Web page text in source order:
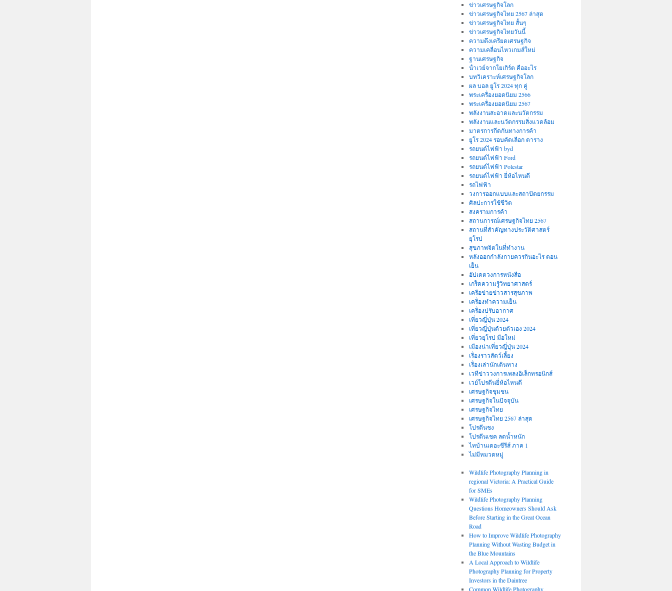
ข่าวเศรษฐกิจโลก
ข่าวเศรษฐกิจไทย 2567 ล่าสุด
ข่าวเศรษฐกิจไทย สั้นๆ
ข่าวเศรษฐกิจไทยวันนี้
ความตึงเครียดเศรษฐกิจ
ความเคลื่อนไหวเกมส์ใหม่
ฐานเศรษฐกิจ
น้ําเวย์จากโยเกิร์ต คืออะไร
บทวิเคราะห์เศรษฐกิจโลก
ผล บอล ยูโร 2024 ทุก คู่
พระเครื่องยอดนิยม 2566
พระเครื่องยอดนิยม 2567
พลังงานสะอาดและนวัตกรรม
พลังงานและนวัตกรรมสิ่งแวดล้อม
มาตรการกีดกันทางการค้า
ยูโร 2024 รอบคัดเลือก ตาราง
รถยนต์ไฟฟ้า byd
รถยนต์ไฟฟ้า Ford
รถยนต์ไฟฟ้า Polestar
รถยนต์ไฟฟ้า ยี่ห้อไหนดี
รถไฟฟ้า
วงการออกแบบและสถาปัตยกรรม
ศิลปะการใช้ชีวิต
สงครามการค้า
สถานการณ์เศรษฐกิจไทย 2567
สถานที่สําคัญทางประวัติศาสตร์
ยุโรป
สุขภาพจิตในที่ทำงาน
หลังออกกําลังกายควรกินอะไร ตอน
เย็น
อัปเดตวงการหนังสือ
เกร็ดความรู้วิทยาศาสตร์
เครือข่ายข่าวสารสุขภาพ
เครื่องทำความเย็น
เครื่องปรับอากาศ
เที่ยวญี่ปุ่น 2024
เที่ยวญี่ปุ่นด้วยตัวเอง 2024
เที่ยวยุโรป มือใหม่
เมืองน่าเที่ยวญี่ปุ่น 2024
เรื่องราวสัตว์เลี้ยง
เรื่องเล่านักเดินทาง
เวทีข่าววงการเพลงอิเล็กทรอนิกส์
เวย์โปรตีนยี่ห้อไหนดี
เศรษฐกิจชุมชน
เศรษฐกิจในปัจจุบัน
เศรษฐกิจไทย
เศรษฐกิจไทย 2567 ล่าสุด
โปรตีนชง
โปรตีนเชค ลดน้ำหนัก
ไทบ้านเดอะซีรีส์ ภาค 1
ไม่มีหมวดหมู่
Wildlife Photography Planning in
regional Victoria: A Practical Guide
for SMEs
Wildlife Photography Planning
Questions Homeowners Should Ask
Before Starting in the Great Ocean
Road
How to Improve Wildlife Photography
Planning Without Wasting Budget in
the Blue Mountains
A Local Approach to Wildlife
Photography Planning for Property
Investors in the Daintree
Common Wildlife Photography